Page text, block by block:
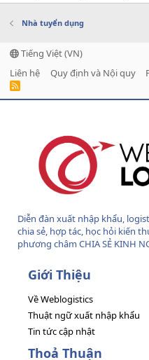
Nhà tuyển dụng
Tiếng Việt (VN)
Liên hệ
Quy định và Nội quy
R
Diễn đàn xuất nhập khẩu,
chia sẻ, hợp tác, học hỏi kiến
phương châm CHIA SẺ KINH
Giới Thiệu
Về Weblogistics
Thuật ngữ xuất nhập khẩu
Tin tức cập nhật
Thoả Thuận